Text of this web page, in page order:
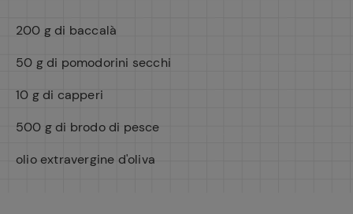
200 g di baccalà
50 g di pomodorini secchi
10 g di capperi
500 g di brodo di pesce
olio extravergine d'oliva